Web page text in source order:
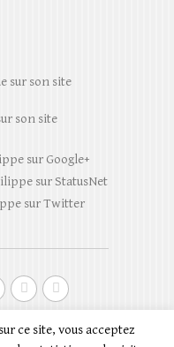
son site
sur Google+
sur StatusNet
sur Twitter
Scoffoni en
ce site, vous acceptez